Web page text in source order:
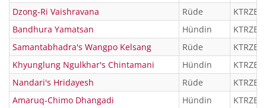
Dzong-Ri Vaishravana
Rüde
KTRZB
Bandhura Yamatsan
Hündin
Samantabhadra's Wangpo Kelsang
Rüde
KTRZB
Khyunglung Ngulkhar's Chintamani
Hündin
KTRZB
Nandari's Hridayesh
Rüde
Amaruq-Chimo Dhangadi
Hündin